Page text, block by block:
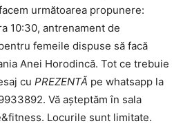
următoarea propunere:
10:30, antrenament de
femeile dispuse să facă
Anei Horodincă. Tot ce trebuie
cu PREZENTĂ pe whatsapp la
Vă așteptăm în sala
Locurile sunt limitate.